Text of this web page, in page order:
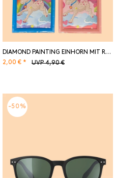
DIAMOND PAINTING EINHORN MIT RAHMEN
UVP 4,90 €
2,00 € *
-50%